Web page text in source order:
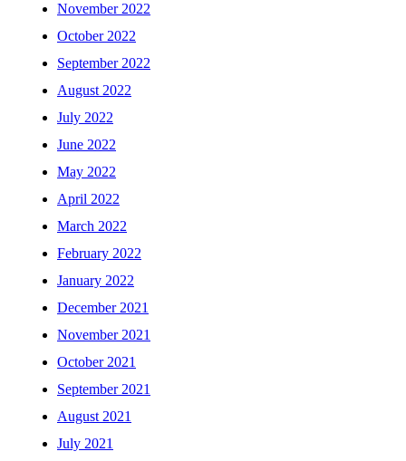
November 2022
October 2022
September 2022
August 2022
July 2022
June 2022
May 2022
April 2022
March 2022
February 2022
January 2022
December 2021
November 2021
October 2021
September 2021
August 2021
July 2021